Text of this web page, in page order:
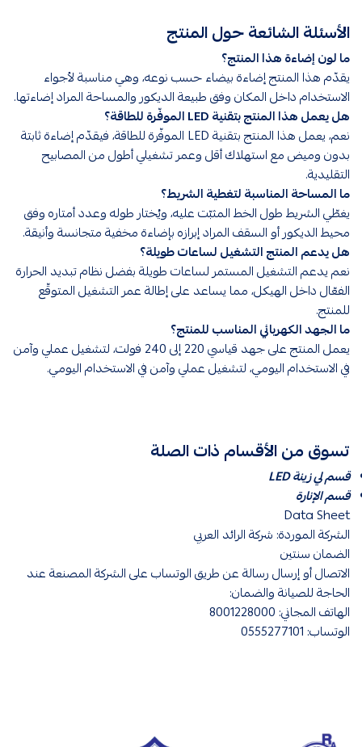
الأسئلة الشائعة حول المنتج
ما لون إضاءة هذا المنتج؟
يقدّم هذا المنتج إضاءة بيضاء حسب نوعه، وهي مناسبة لأجواء
الاستخدام داخل المكان وفق طبيعة الديكور والمساحة المراد إضاءتها.
هل يعمل هذا المنتج بتقنية LED الموفّرة للطاقة؟
نعم، يعمل هذا المنتج بتقنية LED الموفّرة للطاقة، فيقدّم إضاءة ثابتة
بدون وميض مع استهلاك أقل وعمر تشغيلي أطول من المصابيح
التقليدية.
ما المساحة المناسبة لتغطية الشريط؟
يغطّي الشريط طول الخط المثبّت عليه، ويُختار طوله وعدد أمتاره وفق
محيط الديكور أو السقف المراد إبرازه بإضاءة مخفية متجانسة وأنيقة.
هل يدعم المنتج التشغيل لساعات طويلة؟
نعم يدعم التشغيل المستمر لساعات طويلة بفضل نظام تبديد الحرارة
الفعّال داخل الهيكل، مما يساعد على إطالة عمر التشغيل المتوقّع
للمنتج.
ما الجهد الكهربائي المناسب للمنتج؟
يعمل المنتج على جهد قياسي 220 إلى 240 فولت، لتشغيل عملي وآمن
في الاستخدام اليومي، لتشغيل عملي وآمن في الاستخدام اليومي.
تسوق من الأقسام ذات الصلة
قسم لي زينة LED
قسم الإنارة
Data Sheet
الشركة الموردة: شركة الرائد العربي
الضمان سنتين
الاتصال أو إرسال رسالة عن طريق الوتساب على الشركة المصنعة عند
الحاجة للصيانة والضمان:
الهاتف المجاني: 8001228000
الوتساب: 0555277101